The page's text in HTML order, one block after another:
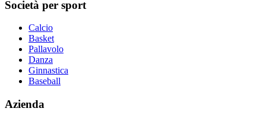
Società per sport
Calcio
Basket
Pallavolo
Danza
Ginnastica
Baseball
Azienda